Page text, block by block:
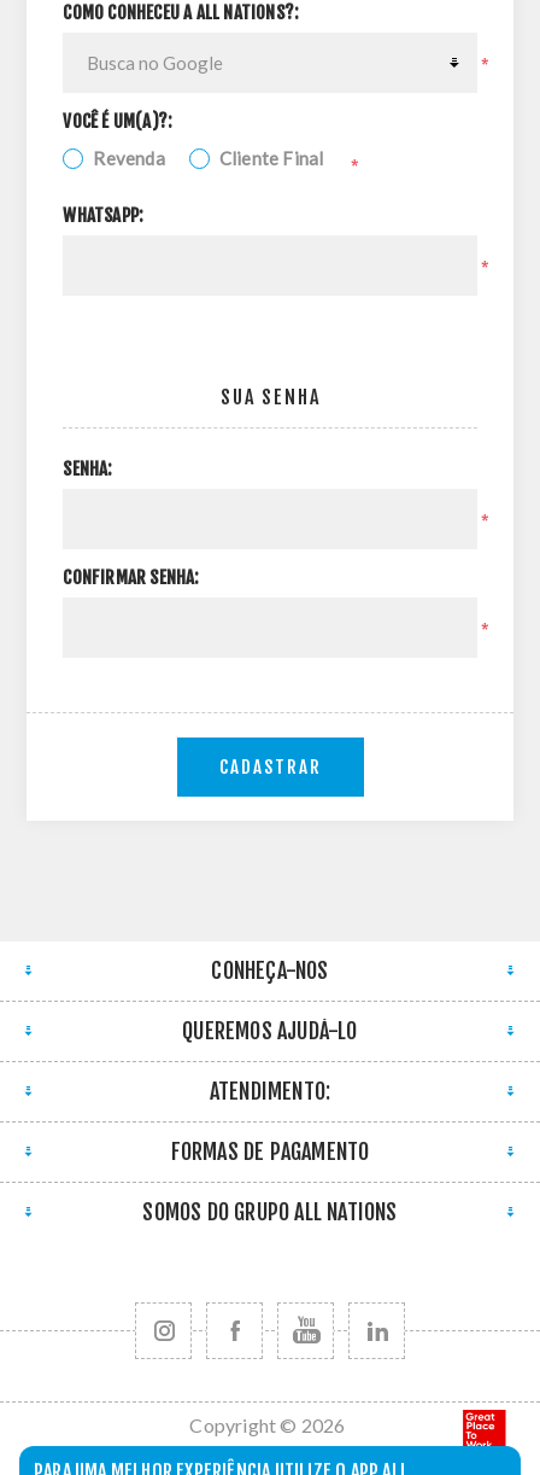
COMO CONHECEU A ALL NATIONS?:
*
VOCÊ É UM(A)?:
Revenda Cliente Final *
WHATSAPP:
*
SUA SENHA
SENHA:
*
CONFIRMAR SENHA:
*
CADASTRAR
CONHEÇA-NOS
QUEREMOS AJUDÁ-LO
ATENDIMENTO:
FORMAS DE PAGAMENTO
SOMOS DO GRUPO ALL NATIONS
Copyright © 2026
All Nations. Todos